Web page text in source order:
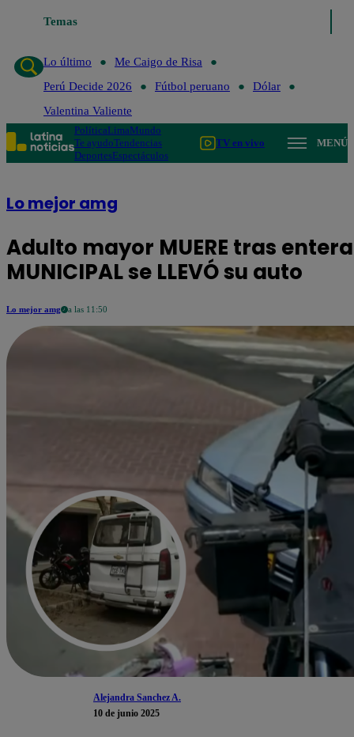
Temas
Lo último
Me Caigo de Risa
Perú Decide 2026
Fútbol peruano
Dólar
Valentina Valiente
PolíticaLimaMundo
Te ayudoTendencias
DeportesEspectáculos
TV en vivo MENÚ
Lo mejor amg
Adulto mayor MUERE tras
MUNICIPAL se LLEVÓ su auto
Lo mejor amg a las 11:50
Alejandra Sanchez A.
10 de junio 2025